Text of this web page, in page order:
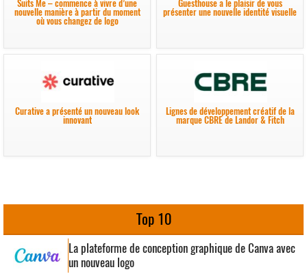
Suits Me – commence à vivre d’une
nouvelle manière à partir du moment
où vous changez de logo
Guesthouse a le plaisir de vous
présenter une nouvelle identité visuelle
Curative a présenté un nouveau look
innovant
Lignes de développement créatif de la
marque CBRE de Landor & Fitch
Top 10
La plateforme de conception graphique de Canva avec
un nouveau logo